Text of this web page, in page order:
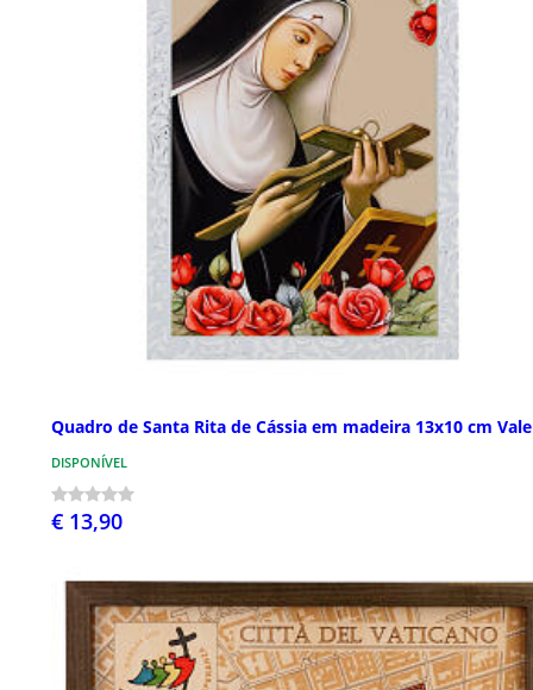
Quadro de Santa Rita de Cássia em madeira 13x10 cm
DISPONÍVEL
€ 13,90